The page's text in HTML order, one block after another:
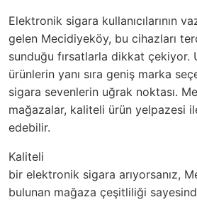
Elektronik sigara kullanıcılarının
gelen Mecidiyeköy, bu cihazları
sunduğu fırsatlarla dikkat çekiyor.
ürünlerin yanı sıra geniş marka
sigara sevenlerin uğrak noktası.
mağazalar, kaliteli ürün yelpazesi
edebilir.
Kaliteli
bir elektronik sigara arıyorsanız,
bulunan mağaza çeşitliliği